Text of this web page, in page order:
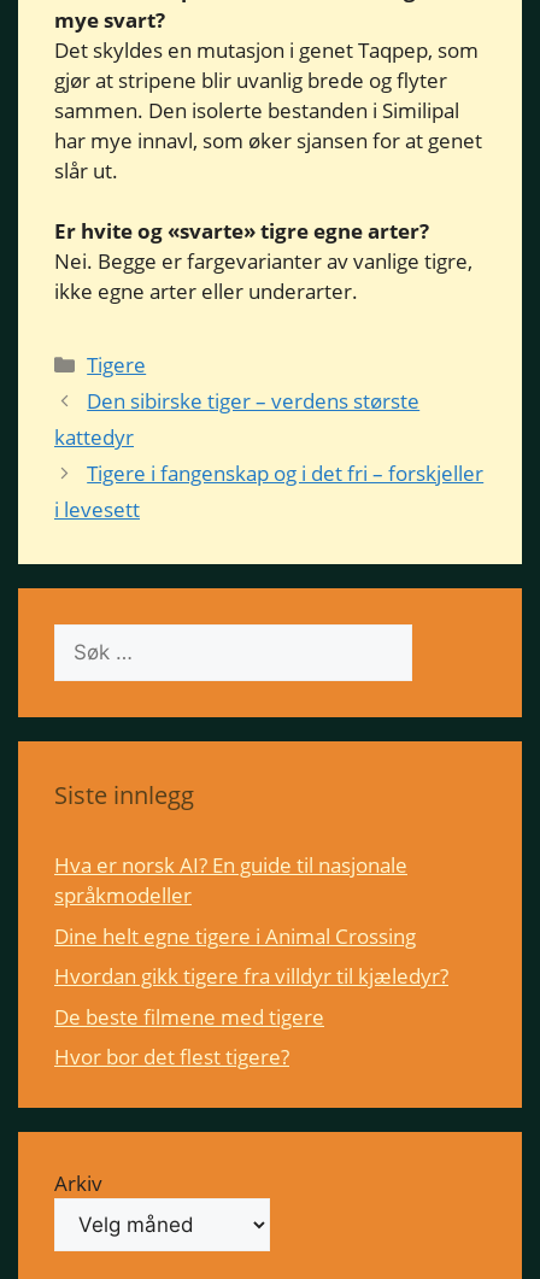
mye svart?
Det skyldes en mutasjon i genet Taqpep, som
gjør at stripene blir uvanlig brede og flyter
sammen. Den isolerte bestanden i Similipal
har mye innavl, som øker sjansen for at genet
slår ut.
Er hvite og «svarte» tigre egne arter?
Nei. Begge er fargevarianter av vanlige tigre,
ikke egne arter eller underarter.
Kategorier
Tigere
Den sibirske tiger – verdens største
kattedyr
Tigere i fangenskap og i det fri – forskjeller
i levesett
Søk
etter:
Siste innlegg
Hva er norsk AI? En guide til nasjonale
språkmodeller
Dine helt egne tigere i Animal Crossing
Hvordan gikk tigere fra villdyr til kjæledyr?
De beste filmene med tigere
Hvor bor det flest tigere?
Arkiv